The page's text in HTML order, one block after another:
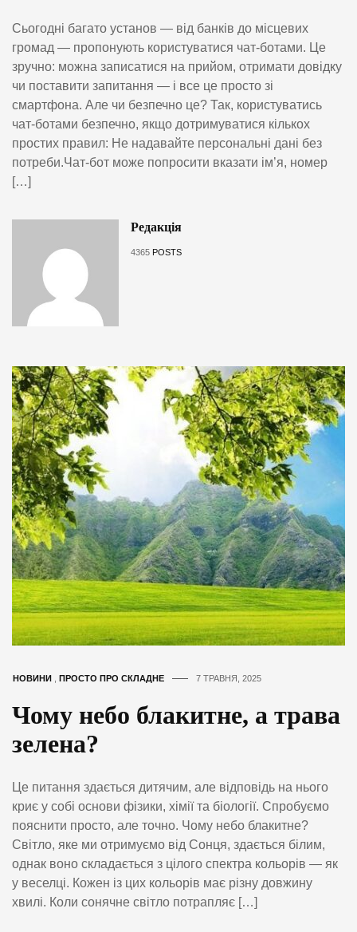
Сьогодні багато установ — від банків до місцевих
громад — пропонують користуватися чат-ботами. Це
зручно: можна записатися на прийом, отримати довідку
чи поставити запитання — і все це просто зі
смартфона. Але чи безпечно це? Так, користуватись
чат-ботами безпечно, якщо дотримуватися кількох
простих правил: Не надавайте персональні дані без
потреби.Чат-бот може попросити вказати ім’я, номер
[…]
Редакція
4365 POSTS
НОВИНИ ПРОСТО ПРО СКЛАДНЕ 7 ТРАВНЯ, 2025
Чому небо блакитне, а трава
зелена?
Це питання здається дитячим, але відповідь на нього
криє у собі основи фізики, хімії та біології. Спробуємо
пояснити просто, але точно. Чому небо блакитне?
Світло, яке ми отримуємо від Сонця, здається білим,
однак воно складається з цілого спектра кольорів — як
у веселці. Кожен із цих кольорів має різну довжину
хвилі. Коли сонячне світло потрапляє […]